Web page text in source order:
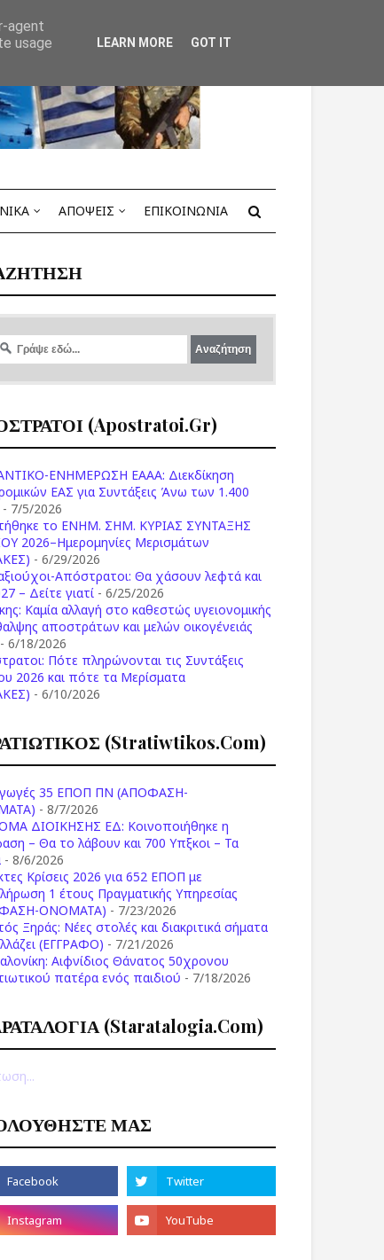
ΑΠΟΨΕΙΣ ΕΠΙΚΟΙΝΩΝΙΑ
(apostratoi.gr)
ΕΝΗΜΕΡΩΣΗ ΕΑΑΑ: Διεκδίκηση
ΕΑΣ για Συντάξεις Άνω των 1.400
- 7/5/2026
το ENHM. ΣΗΜ. ΚΥΡΙΑΣ ΣΥΝΤΑΞΗΣ
2026–Ημερομηνίες Μερισμάτων
- 6/29/2026
Απόστρατοι: Θα χάσουν λεφτά και
– Δείτε γιατί - 6/25/2026
Καμία αλλαγή στο καθεστώς υγειονομικής
αποστράτων και μελών οικογένειάς
- 6/18/2026
Πότε πληρώνονται τις Συντάξεις
2026 και πότε τα Μερίσματα
- 6/10/2026
(stratiwtikos.com)
35 ΕΠΟΠ ΠΝ (ΑΠΟΦΑΣΗ-
- 8/7/2026
ΔΙΟΙΚΗΣΗΣ ΕΔ: Κοινοποιήθηκε η
– Θα το λάβουν και 700 Υπξκοι – Τα
- 8/6/2026
Κρίσεις 2026 για 652 ΕΠΟΠ με
1 έτους Πραγματικής Υπηρεσίας
ONOMATA) - 7/23/2026
Ξηράς: Νέες στολές και διακριτικά σήματα
(ΕΓΓΡΑΦΟ) - 7/21/2026
Αιφνίδιος Θάνατος 50χρονου
πατέρα ενός παιδιού - 7/18/2026
(staratalogia.com)
ΜΑΣ
agent
usage
LEARN MORE GOT IT